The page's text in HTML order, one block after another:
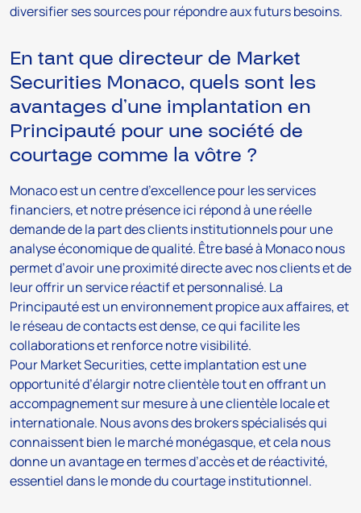
diversifier ses sources pour répondre aux futurs besoins.
En tant que directeur de Market
Securities Monaco, quels sont les
avantages d’une implantation en
Principauté pour une société de
courtage comme la vôtre ?
Monaco est un centre d’excellence pour les services
financiers, et notre présence ici répond à une réelle
demande de la part des clients institutionnels pour une
analyse économique de qualité. Être basé à Monaco nous
permet d’avoir une proximité directe avec nos clients et de
leur offrir un service réactif et personnalisé. La
Principauté est un environnement propice aux affaires, et
le réseau de contacts est dense, ce qui facilite les
collaborations et renforce notre visibilité.
Pour Market Securities, cette implantation est une
opportunité d’élargir notre clientèle tout en offrant un
accompagnement sur mesure à une clientèle locale et
internationale. Nous avons des brokers spécialisés qui
connaissent bien le marché monégasque, et cela nous
donne un avantage en termes d’accès et de réactivité,
essentiel dans le monde du courtage institutionnel.